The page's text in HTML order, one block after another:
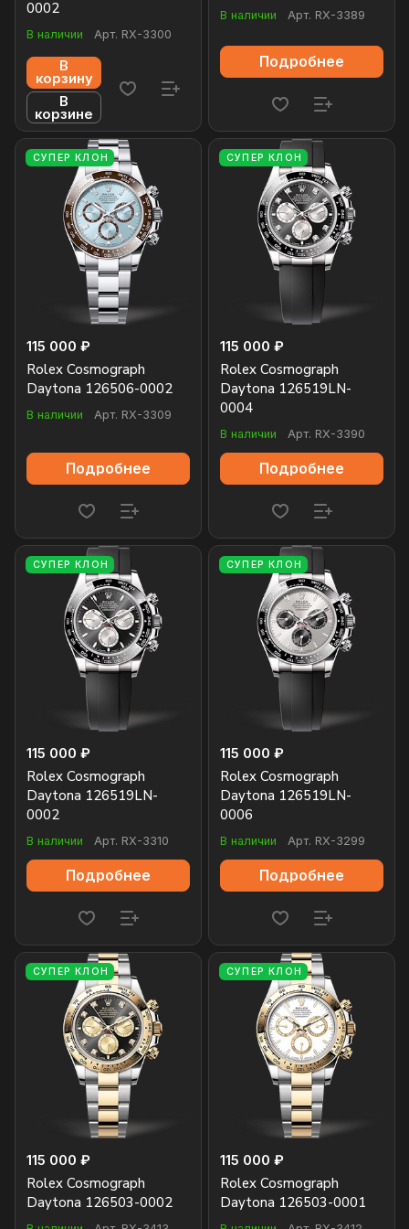
0002
В наличии Арт. RX-3300
В
корзину
В
корзине
В наличии Арт. RX-3389
Подробнее
СУПЕР КЛОН
115 000 ₽
Rolex Cosmograph
Daytona 126506-0002
В наличии Арт. RX-3309
Подробнее
СУПЕР КЛОН
115 000 ₽
Rolex Cosmograph
Daytona 126519LN-
0004
В наличии Арт. RX-3390
Подробнее
СУПЕР КЛОН
115 000 ₽
Rolex Cosmograph
Daytona 126519LN-
0002
В наличии Арт. RX-3310
Подробнее
СУПЕР КЛОН
115 000 ₽
Rolex Cosmograph
Daytona 126519LN-
0006
В наличии Арт. RX-3299
Подробнее
СУПЕР КЛОН
115 000 ₽
Rolex Cosmograph
Daytona 126503-0002
СУПЕР КЛОН
115 000 ₽
Rolex Cosmograph
Daytona 126503-0001